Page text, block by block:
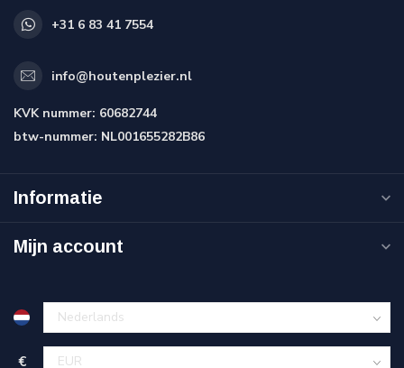
+31 6 83 41 7554
info@houtenplezier.nl
KVK nummer: 60682744
btw-nummer: NL001655282B86
Informatie
Mijn account
€